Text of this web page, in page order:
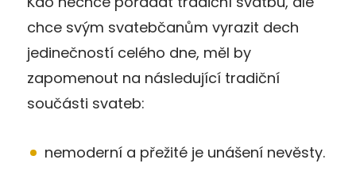
chce svým svatebčanům vyrazit dech
jedinečností celého dne, měl by
zapomenout na následující tradiční
součásti svateb:
nemoderní a přežité je unášení nevěsty.